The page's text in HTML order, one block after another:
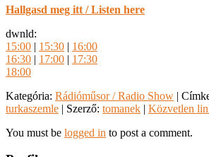
Hallgasd meg itt / Listen here
dwnld:
15:00 | 15:30 | 16:00
16:30 | 17:00 | 17:30
18:00
Kategória: Rádióműsor / Radio Show |
turkaszemle | Szerző: tomanek | Közvetlen
You must be logged in to post a comment.